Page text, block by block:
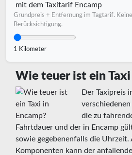
mit dem Taxitarif Encamp
Grundpreis + Entfernung im Tagtarif.
Berücksichtigung.
1 Kilometer
Wie teuer ist ein Taxi
Der Taxipreis
die zu
Fahrtdauer und der in Encamp
sowie gegebenenfalls die Uhrzeit.
Komponenten kann der